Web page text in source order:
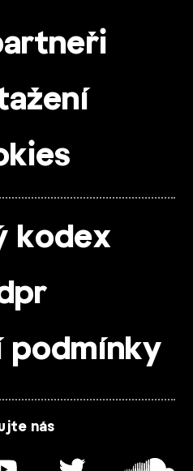
kodex
podmínky
nás